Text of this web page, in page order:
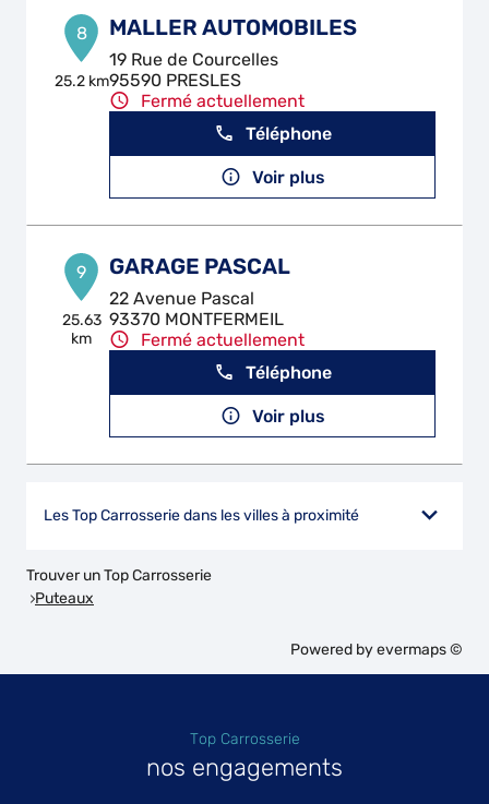
8
25.2 km
MALLER AUTOMOBILES
19 Rue de Courcelles
95590 PRESLES
Fermé actuellement
Téléphone
Voir plus
9
25.63
km
GARAGE PASCAL
22 Avenue Pascal
93370 MONTFERMEIL
Fermé actuellement
Téléphone
Voir plus
Les Top Carrosserie dans les villes à proximité
Trouver un Top Carrosserie
Puteaux
Powered byevermaps ©
Top Carrosserie
nos engagements